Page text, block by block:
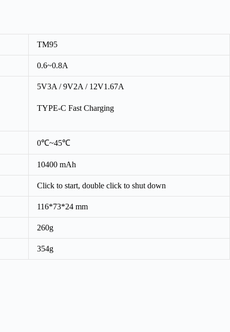
TM95
0.6~0.8A
5V3A / 9V2A / 12V1.67A
TYPE-C Fast Charging
0℃~45℃
10400 mAh
Click to start, double click to shut down
116*73*24 mm
260g
354g